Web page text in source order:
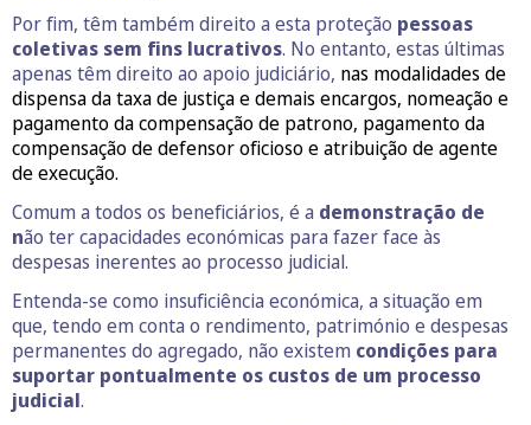
Por fim, têm também direito a esta proteção pessoas
coletivas sem fins lucrativos. No entanto, estas últimas
apenas têm direito ao apoio judiciário, nas modalidades de
dispensa da taxa de justiça e demais encargos, nomeação e
pagamento da compensação de patrono, pagamento da
compensação de defensor oficioso e atribuição de agente
de execução.
Comum a todos os beneficiários, é a demonstração de
não ter capacidades económicas para fazer face às
despesas inerentes ao processo judicial.
Entenda-se como insuficiência económica, a situação em
que, tendo em conta o rendimento, património e despesas
permanentes do agregado, não existem condições para
suportar pontualmente os custos de um processo
judicial.